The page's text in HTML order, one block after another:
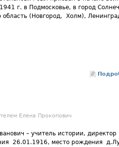
г. в Подмосковье, в город
область (Новгород, Холм),
Елена Прокопович
– учитель истории,
26.01.1916, место рождения